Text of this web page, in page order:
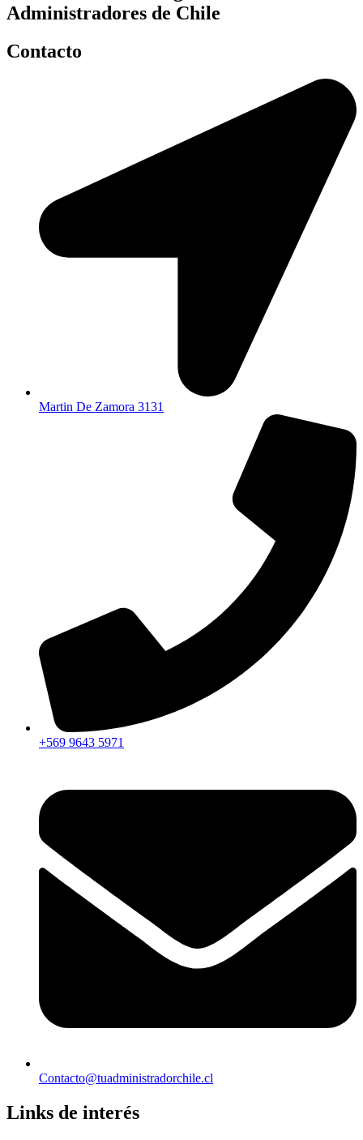
Administradores de Chile
Contacto
Martin De Zamora 3131
+569 9643 5971
Contacto@tuadministradorchile.cl
Links de interés